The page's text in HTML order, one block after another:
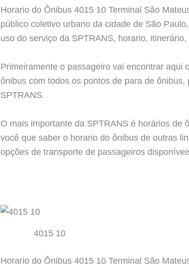
Horario do Ônibus 4015 10 Terminal São
público coletivo urbano da cidade de São
uso do serviço da SPTRANS, horario,
Primeiramente o passageiro vai encontrar aqui
ônibus com todos os pontos de para de
SPTRANS.
O mais importante da SPTRANS é horários de
você que saber o horario do ônibus de outras
opções de transporte de passageiros
4015 10
Horario do Ônibus 4015 10 Terminal São